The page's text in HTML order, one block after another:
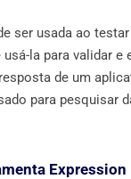
ser usada ao
la para validar e
de um
para pesquisar
Expression